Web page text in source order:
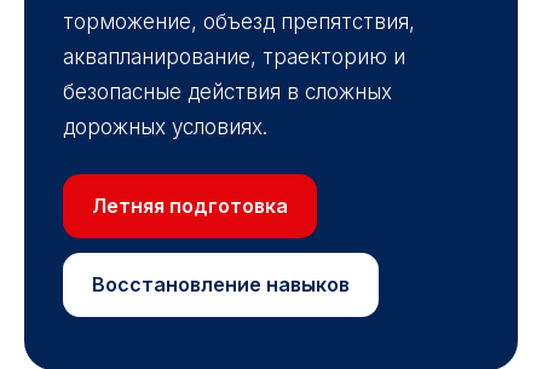
торможение, объезд препятствия,
аквапланирование, траекторию и
безопасные действия в сложных
дорожных условиях.
Летняя подготовка
Восстановление навыков